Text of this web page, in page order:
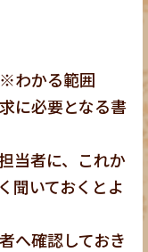
わかる範囲
に必要となる書
当者に、これか
聞いておくとよ
へ確認しておき